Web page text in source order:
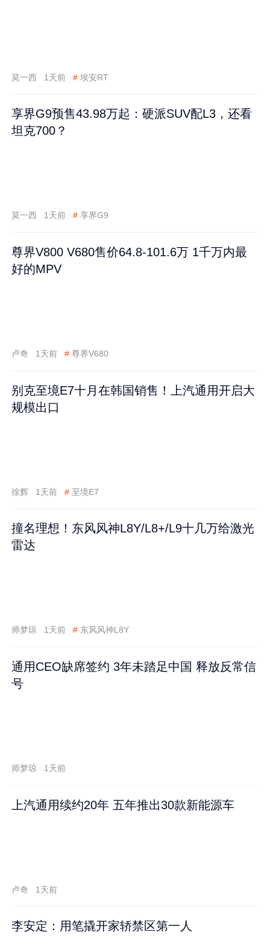
莫一西 1天前 # 埃安RT
享界G9预售43.98万起：硬派SUV配L3，还看
坦克700？
莫一西 1天前 # 享界G9
尊界V800 V680售价64.8-101.6万 1千万内最
好的MPV
卢奇 1天前 # 尊界V680
别克至境E7十月在韩国销售！上汽通用开启大
规模出口
徐辉 1天前 # 至境E7
撞名理想！东风风神L8Y/L8+/L9十几万给激光
雷达
师梦琼 1天前 # 东风风神L8Y
通用CEO缺席签约 3年未踏足中国 释放反常信
号
师梦琼 1天前
上汽通用续约20年 五年推出30款新能源车
卢奇 1天前
李安定：用笔撬开家轿禁区第一人